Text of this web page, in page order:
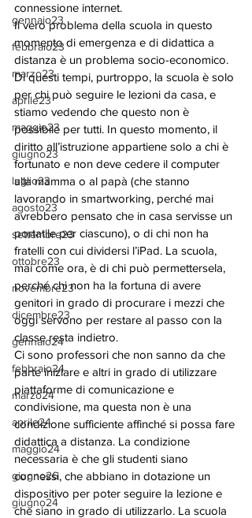
gennaio23
febbraio23
marzo23
aprile23
maggio23
giugno23
luglio23
agosto23
settembre23
ottobre23
novembre23
dicembre23
gennaio24
febbraio24
marzo24
aprile24
maggio24
giugno26
giugno24
connessione internet.
Il vero problema della scuola in questo
momento di emergenza e di didattica a
distanza è un problema socio-economico.
Di questi tempi, purtroppo, la scuola è solo
per chi può seguire le lezioni da casa, e
stiamo vedendo che questo non è
possibile per tutti. In questo momento, il
diritto all’istruzione appartiene solo a chi è
fortunato e non deve cedere il computer
alla mamma o al papà (che stanno
lavorando in smartworking, perché mai
avrebbero pensato che in casa servisse un
portatile per ciascuno), o di chi non ha
fratelli con cui dividersi l’iPad. La scuola,
mai come ora, è di chi può permettersela,
perché chi non ha la fortuna di avere
genitori in grado di procurare i mezzi che
oggi servono per restare al passo con la
classe resta indietro.
Ci sono professori che non sanno da che
parte iniziare e altri in grado di utilizzare
piattaforme di comunicazione e
condivisione, ma questa non è una
condizione sufficiente affinché si possa fare
didattica a distanza. La condizione
necessaria è che gli studenti siano
connessi, che abbiano in dotazione un
dispositivo per poter seguire la lezione e
che siano in grado di utilizzarlo. La scuola